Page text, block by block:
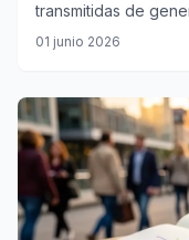
transmitidas de
desapareciendo
inteligencia artificial.
01 junio 2026